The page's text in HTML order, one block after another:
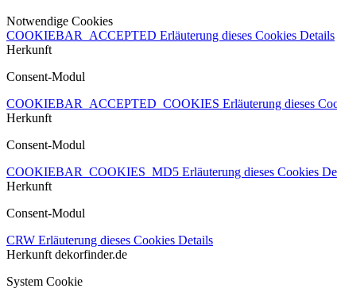
Notwendige Cookies
COOKIEBAR_ACCEPTED Erläuterung dieses Cookies Details
Herkunft
Consent-Modul
COOKIEBAR_ACCEPTED_COOKIES Erläuterung dieses
Herkunft
Consent-Modul
COOKIEBAR_COOKIES_MD5 Erläuterung dieses Cookies
Herkunft
Consent-Modul
CRW Erläuterung dieses Cookies Details
Herkunft dekorfinder.de
System Cookie